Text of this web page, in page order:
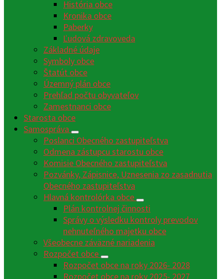
História obce
Kronika obce
Paberky
Ľudová zdravoveda
Základné údaje
Symboly obce
Štatút obce
Územný plán obce
Prehľad počtu obyvateľov
Zamestnanci obce
Starosta obce
Samospráva
Poslanci Obecného zastupiteľstva
Odmena zástupcu starostu obce
Komisie Obecného zastupiteľstva
Pozvánky, Zápisnice, Uznesenia zo zasadnutia
Obecného zastupiteľstva
Hlavná kontrolórka obce
Plán kontrolnej činnosti
Správy o výsledku kontroly prevodov
nehnuteľného majetku obce
Všeobecne záväzné nariadenia
Rozpočet obce
Rozpočet obce na roky 2026- 2028
Rozpočet obce na roky 2025- 2027